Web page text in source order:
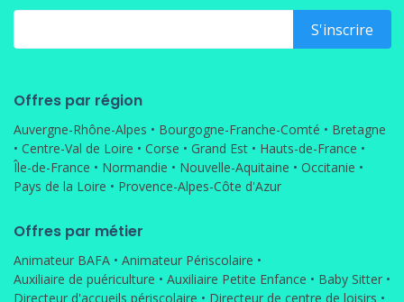
Offres par région
Auvergne-Rhône-Alpes • Bourgogne-Franche-Comté • Bretagne
• Centre-Val de Loire • Corse • Grand Est • Hauts-de-France •
Île-de-France • Normandie • Nouvelle-Aquitaine • Occitanie •
Pays de la Loire • Provence-Alpes-Côte d'Azur
Offres par métier
Animateur BAFA • Animateur Périscolaire •
Auxiliaire de puériculture • Auxiliaire Petite Enfance • Baby Sitter •
Directeur d'accueils périscolaire • Directeur de centre de loisirs •